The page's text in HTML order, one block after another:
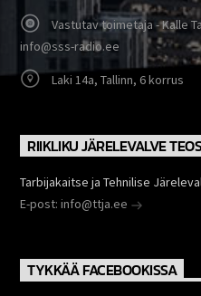
Vastutav toimetaja - Kalle
info@sss-radio.ee
Laki 14a, Tallinn, 6 korrus
RIIKLIKU JÄRELEVALVE
Tarbijakaitse ja Tehnilise
E-post: info@ttja.ee
TYKKÄÄ FACEBOOKISSA